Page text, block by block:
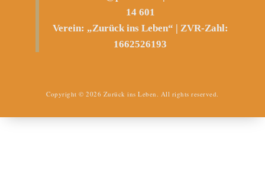
14 601
Verein: „Zurück ins Leben“ | ZVR-Zahl:
1662526193
Copyright © 2026 Zurück ins Leben . All rights reserved.